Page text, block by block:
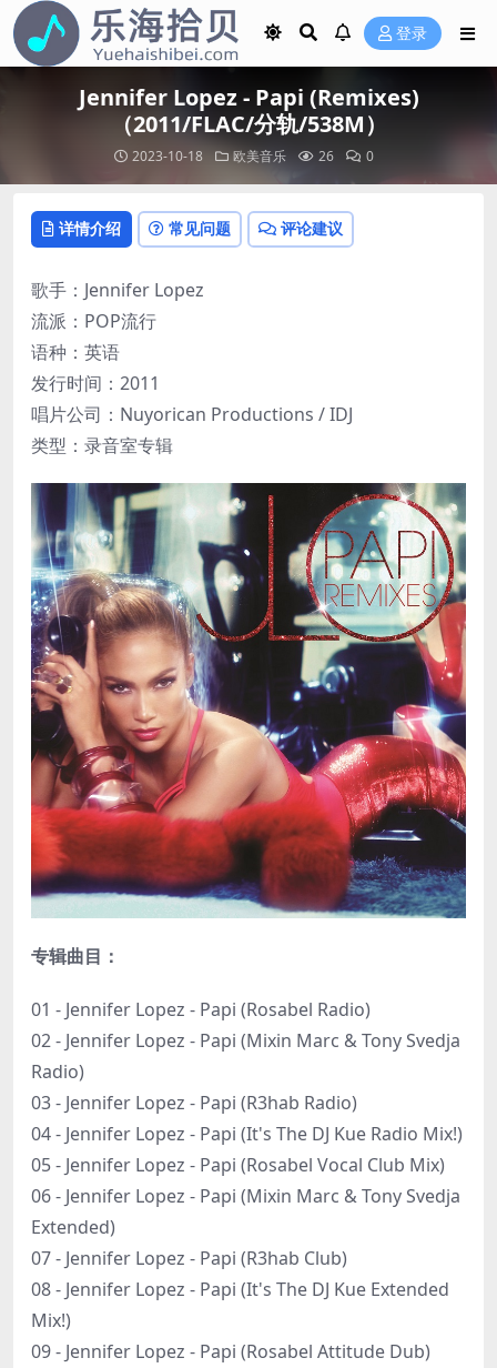
登录
Jennifer Lopez - Papi (Remixes)
（2011/FLAC/分轨/538M）
2023-10-18 欧美音乐 26 0
详情介绍 常见问题 评论建议
歌手：Jennifer Lopez
流派：POP流行
语种：英语
发行时间：2011
唱片公司：Nuyorican Productions / IDJ
类型：录音室专辑
专辑曲目：
01 - Jennifer Lopez - Papi (Rosabel Radio)
02 - Jennifer Lopez - Papi (Mixin Marc & Tony Svedja
Radio)
03 - Jennifer Lopez - Papi (R3hab Radio)
04 - Jennifer Lopez - Papi (It's The DJ Kue Radio Mix!)
05 - Jennifer Lopez - Papi (Rosabel Vocal Club Mix)
06 - Jennifer Lopez - Papi (Mixin Marc & Tony Svedja
Extended)
07 - Jennifer Lopez - Papi (R3hab Club)
08 - Jennifer Lopez - Papi (It's The DJ Kue Extended
Mix!)
09 - Jennifer Lopez - Papi (Rosabel Attitude Dub)